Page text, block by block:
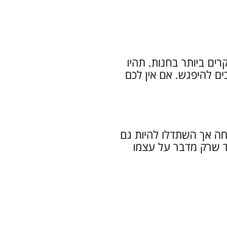
ביותר בחנות. תהיו
להיפגש. אם אין לכם
אך השתדלו להיות גם
שרק מדבר על עצמו